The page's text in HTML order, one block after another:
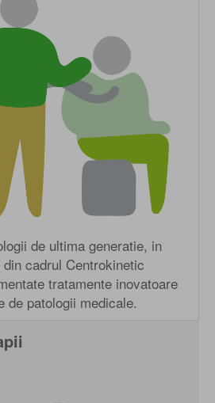
de ultima generatie, in
cadrul Centrokinetic
tratamente inovatoare
de patologii medicale.